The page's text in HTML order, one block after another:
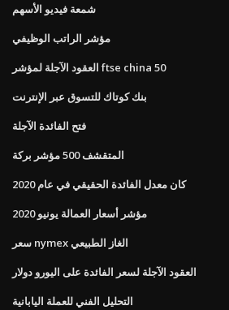
شمعة فيديو الأسهم
مؤشر الراتب الوظيفي
العقود الآجلة لمؤشر ftse china 50
بنك كوتاك للتسوق عبر الإنترنت
فتح الفائدة الآجلة
المتقشف 500 مؤشر بركة
كان معدل الفائدة الحقيقي في عام 2020
مؤشر أسعار العمالة يونيو 2020
سعر nymex الغاز الطبيعي
العقود الآجلة لسعر الفائدة على اليورو دولار
التحليل الفني للعملة اليابانية